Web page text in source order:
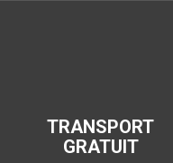
TRANSPORT
GRATUIT